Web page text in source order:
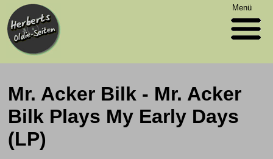
Menü
Mr. Acker Bilk - Mr. Acker
Bilk Plays My Early Days
(LP)